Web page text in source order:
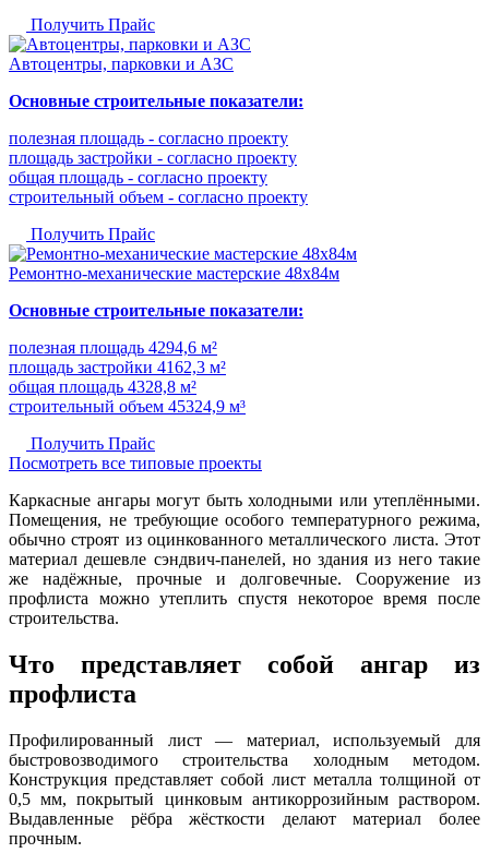
Получить Прайс
Автоцентры, парковки и АЗС
Основные строительные показатели:
полезная площадь - согласно проекту
площадь застройки - согласно проекту
общая площадь - согласно проекту
строительный объем - согласно проекту
Получить Прайс
Ремонтно-механические мастерские 48х84м
Основные строительные показатели:
полезная площадь 4294,6 м²
площадь застройки 4162,3 м²
общая площадь 4328,8 м²
строительный объем 45324,9 м³
Получить Прайс
Посмотреть все типовые проекты
Каркасные ангары могут быть холодными или утеплёнными.
Помещения, не требующие особого температурного режима,
обычно строят из оцинкованного металлического листа. Этот
материал дешевле сэндвич-панелей, но здания из него такие
же надёжные, прочные и долговечные. Сооружение из
профлиста можно утеплить спустя некоторое время после
строительства.
Что представляет собой ангар из
профлиста
Профилированный лист — материал, используемый для
быстровозводимого строительства холодным методом.
Конструкция представляет собой лист металла толщиной от
0,5 мм, покрытый цинковым антикоррозийным раствором.
Выдавленные рёбра жёсткости делают материал более
прочным.